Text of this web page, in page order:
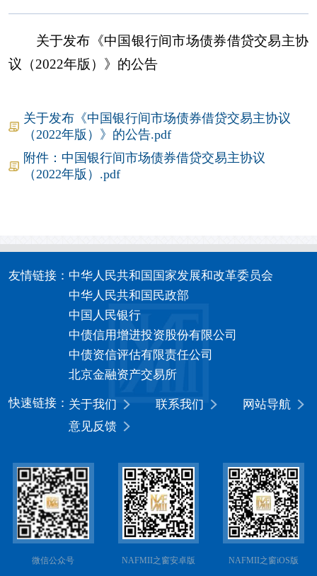
关于发布《中国银行间市场债券借贷交易主协
议（2022年版）》的公告
关于发布《中国银行间市场债券借贷交易主协议
（2022年版）》的公告.pdf
附件：中国银行间市场债券借贷交易主协议
（2022年版）.pdf
友情链接： 中华人民共和国国家发展和改革委员会
中华人民共和国民政部
中国人民银行
中债信用增进投资股份有限公司
中债资信评估有限责任公司
北京金融资产交易所
快速链接： 关于我们 联系我们
网站导航
意见反馈
微信公众号 NAFMII之窗安卓版 NAFMII之窗iOS版